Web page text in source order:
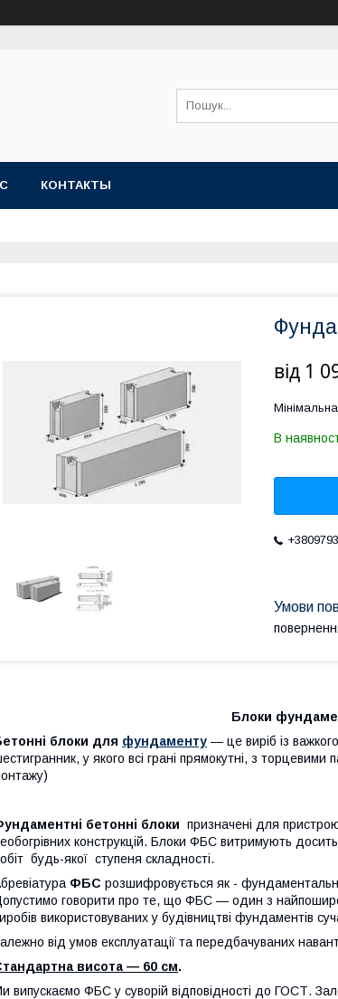
КОНТАКТЫ
від 1
В
Блоки
блоки для фундаменту — це виріб із
у якого всі грані прямокутні, з
бетонні блоки призначені для
конструкцій. Блоки ФБС витримують
будь-якої ступеня складності.
ФБС розшифровується як - фундаментальні
говорити про те, що ФБС — один з
використовуваних у будівництві фундаментів
від умов експлуатації та передбачуваних
висота — 60 см.
випускаємо ФБС у суворій відповідності до ГОСТ.